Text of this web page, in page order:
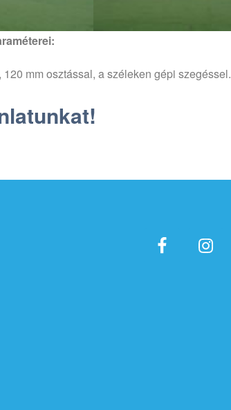
mm osztással, a széleken gépi szegéssel.